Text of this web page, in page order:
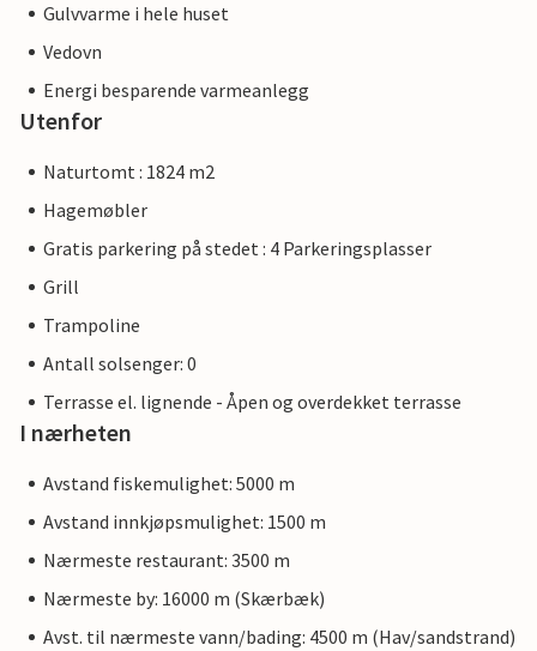
Gulvvarme i hele huset
Vedovn
Energi besparende varmeanlegg
Utenfor
Naturtomt : 1824 m2
Hagemøbler
Gratis parkering på stedet : 4 Parkeringsplasser
Grill
Trampoline
Antall solsenger: 0
Terrasse el. lignende - Åpen og overdekket terrasse
I nærheten
Avstand fiskemulighet: 5000 m
Avstand innkjøpsmulighet: 1500 m
Nærmeste restaurant: 3500 m
Nærmeste by: 16000 m (Skærbæk)
Avst. til nærmeste vann/bading: 4500 m (Hav/sandstrand)